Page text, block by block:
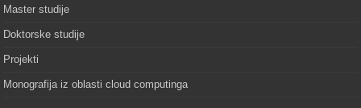
Master studije
Doktorske studije
Projekti
Monografija iz oblasti cloud computinga